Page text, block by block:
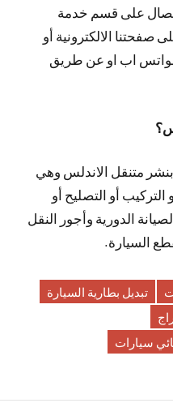
على قسم خدمة
صفحتنا الالكترونية أو
اب او عن طريق
بنشر متنقل الاندلس وهي
أو التصليح أو
الدورية وأجور النقل
السيارة.
تبديل بطارية السيارة
سيارات